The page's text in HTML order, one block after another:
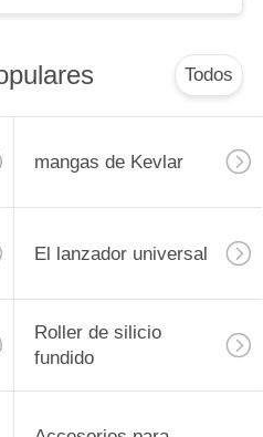
Todos
mangas de Kevlar
El lanzador universal
Roller de silicio
fundido